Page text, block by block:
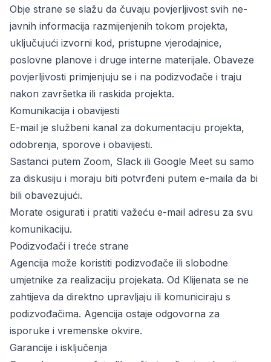
Obje strane se slažu da čuvaju povjerljivost svih ne-
javnih informacija razmijenjenih tokom projekta,
uključujući izvorni kod, pristupne vjerodajnice,
poslovne planove i druge interne materijale. Obaveze
povjerljivosti primjenjuju se i na podizvođače i traju
nakon završetka ili raskida projekta.
Komunikacija i obavijesti
E-mail je službeni kanal za dokumentaciju projekta,
odobrenja, sporove i obavijesti.
Sastanci putem Zoom, Slack ili Google Meet su samo
za diskusiju i moraju biti potvrđeni putem e-maila da bi
bili obavezujući.
Morate osigurati i pratiti važeću e-mail adresu za svu
komunikaciju.
Podizvođači i treće strane
Agencija može koristiti podizvođače ili slobodne
umjetnike za realizaciju projekata. Od Klijenata se ne
zahtijeva da direktno upravljaju ili komuniciraju s
podizvođačima. Agencija ostaje odgovorna za
isporuke i vremenske okvire.
Garancije i isključenja